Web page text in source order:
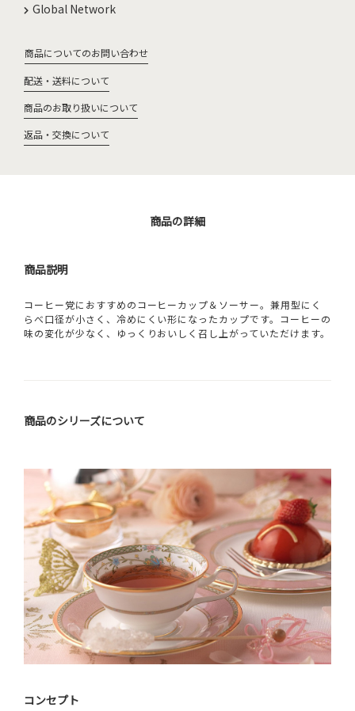
Global Network
商品についてのお問い合わせ
配送・送料について
商品のお取り扱いについて
返品・交換について
商品の詳細
商品説明
コーヒー党におすすめのコーヒーカップ＆ソーサー。兼用型にく
らべ口径が小さく、冷めにくい形になったカップです。コーヒーの
味の変化が少なく、ゆっくりおいしく召し上がっていただけます。
商品のシリーズについて
コンセプト